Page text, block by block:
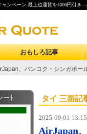
ンペーン 最上位運賃を4000円引き -
おもしろ記事
、バンコク・シンガポー
タイ 三面記
2025-09-01
AirJapan